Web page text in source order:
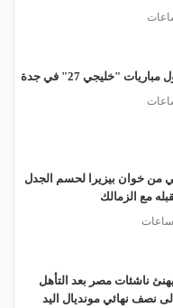
"خليجي 27" في جدة
من خوان بيزيرا لحسم الجدل
مع الزمالك
ناشئات مصر بعد التأهل
نصف نهائي مونديال اليد